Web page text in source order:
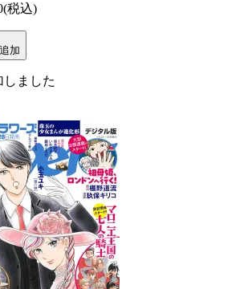
(税込)
加
しました